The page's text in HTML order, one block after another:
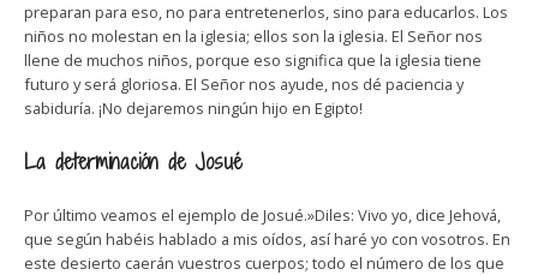
preparan para eso, no para entretenerlos, sino para educarlos. Los
niños no molestan en la iglesia; ellos son la iglesia. El Señor nos
llene de muchos niños, porque eso significa que la iglesia tiene
futuro y será gloriosa. El Señor nos ayude, nos dé paciencia y
sabiduría. ¡No dejaremos ningún hijo en Egipto!
La determinación de Josué
Por último veamos el ejemplo de Josué.»Diles: Vivo yo, dice Jehová,
que según habéis hablado a mis oídos, así haré yo con vosotros. En
este desierto caerán vuestros cuerpos; todo el número de los que